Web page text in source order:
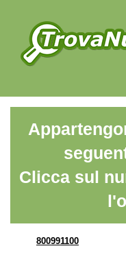
Clicca sul
800991100